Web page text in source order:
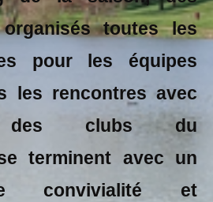
toutes les
pour les équipes
les rencontres avec
des clubs du
terminent avec un
convivialité et